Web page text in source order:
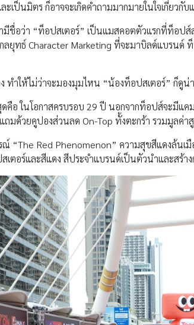
ะเป็นมิตร ก็อาจจะเกิดคำถามมากมายในใจเกี่ยวกั
มีชื่อว่า “ท็อปสเตอร์” เป็นแมสคอตตัวแรกที่ท็อป
ลยุทธ์ Character Marketing ที่จะมาบิลด์แบรนด์
ทำให้ไม่ว่าจะมองมุมไหน “น้องท็อปสเตอร์” ก็ดูน่
คือ ในโอกาสครบรอบ 29 ปี นอกจากท็อปส์จะมี
ถมด้วยคูปองส่วนลด On-Top ทั้งตะกร้า รวมมูล
ณ์ “The Red Phenomenon” ความสุขสีแดงล้น
เตอร์และสีแดง สีประจำแบรนด์เป็นตัวนำและสร้า